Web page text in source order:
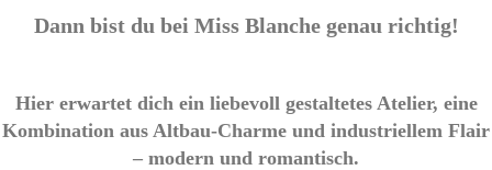
Dann bist du bei Miss Blanche genau richtig!
Hier erwartet dich ein liebevoll gestaltetes Atelier, eine
Kombination aus Altbau-Charme und industriellem Flair
– modern und romantisch.